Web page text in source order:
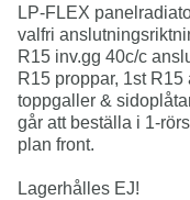
LP-FLEX
valfri
R15 inv.gg 40c/c
R15 proppar, 1st
toppgaller &
går att beställa i 1-
plan front.
Lagerhålles EJ!